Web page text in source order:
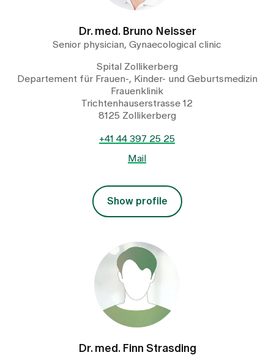
Dr. med. Bruno Neisser
Senior physician, Gynaecological clinic
Spital Zollikerberg
Departement für Frauen-, Kinder- und Geburtsmedizin
Frauenklinik
Trichtenhauserstrasse 12
8125 Zollikerberg
+41 44 397 25 25
Mail
Show profile
Dr. med. Finn Strasding